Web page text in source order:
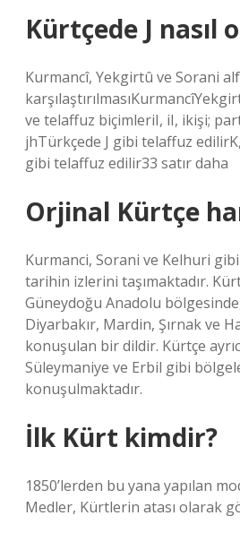
Kürtçede J nasıl
Kurmancî, Yekgirtû ve Sorani
ve telaffuz biçimleriI, iI, ikişi;
jhTürkçede J gibi telaffuz
gibi telaffuz edilir33 satır daha
Orjinal Kürtçe
Kurmanci, Sorani ve Kelhuri
tarihin izlerini taşımaktadır.
Güneydoğu Anadolu
Diyarbakır, Mardin, Şırnak ve
konuşulan bir dildir. Kürtçe
Süleymaniye ve Erbil gibi
konuşulmaktadır.
İlk Kürt kimdir?
1850’lerden bu yana yapılan
Medler, Kürtlerin atası olarak